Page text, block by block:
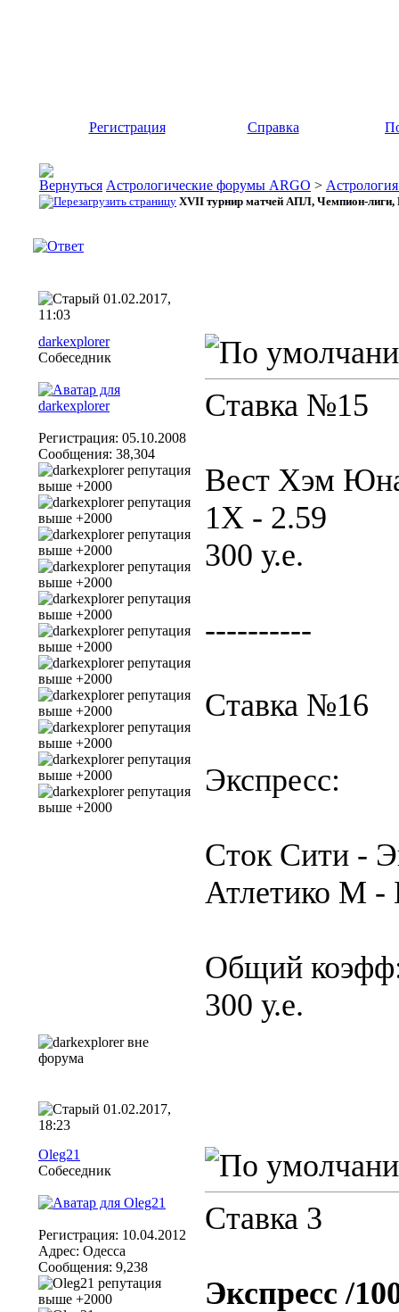
Регистрация Справка
Астрологические форумы ARGO >
XVII турнир матчей АПЛ, Чемпион-
01.02.2017,
11:03
darkexplorer
Собеседник
Регистрация: 05.10.2008
Сообщения: 38,304
Ставка №15
Вест Хэм
1Х - 2.59
300 у.е.
----------
Ставка №16
Экспресс:
Сток Сити -
Атлетико М -
Общий
300 у.е.
01.02.2017,
18:23
Oleg21
Собеседник
Регистрация: 10.04.2012
Адрес: Одесса
Сообщения: 9,238
Ставка 3
Экспресс /